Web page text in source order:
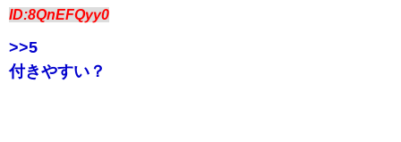
ID:8QnEFQyy0
>>5
付きやすい？